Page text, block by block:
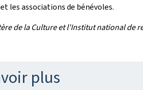
les associations de bénévoles.
de la Culture et l'Institut national de
plus